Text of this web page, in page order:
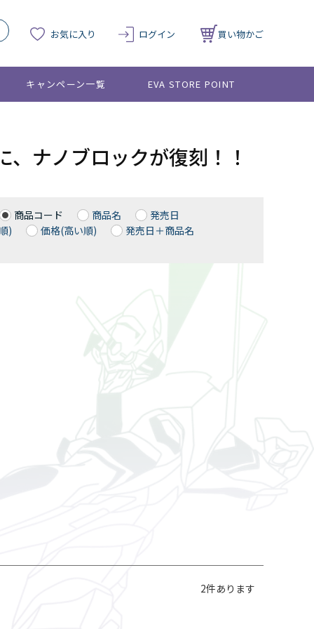
お気に入り ログイン 買い物かご
キャンペーン一覧 EVA STORE POINT
ナノブロックが復刻！！
商品コード 商品名
発売日
)
価格(高い順) 発売日＋商品名
2件あります